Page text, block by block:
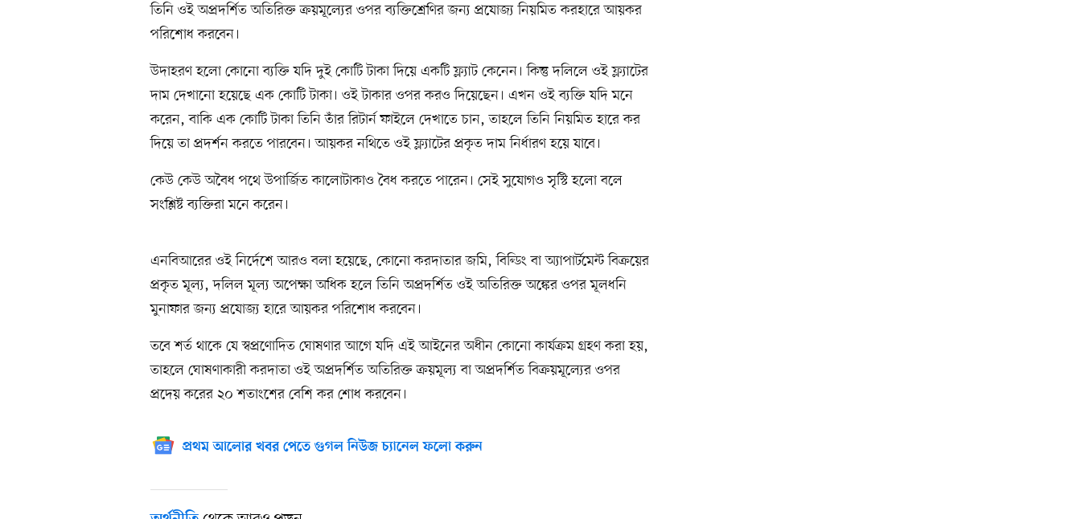
তিনি ওই অপ্রদর্শিত অতিরিক্ত ক্রয়মূল্যের ওপর ব্যক্তিশ্রেণির জন্য প্রযোজ্য নিয়মিত করহারে আয়কর
পরিশোধ করবেন।
উদাহরণ হলো কোনো ব্যক্তি যদি দুই কোটি টাকা দিয়ে একটি ফ্ল্যাট কেনেন। কিন্তু দলিলে ওই ফ্ল্যাটের
দাম দেখানো হয়েছে এক কোটি টাকা। ওই টাকার ওপর করও দিয়েছেন। এখন ওই ব্যক্তি যদি মনে
করেন, বাকি এক কোটি টাকা তিনি তাঁর রিটার্ন ফাইলে দেখাতে চান, তাহলে তিনি নিয়মিত হারে কর
দিয়ে তা প্রদর্শন করতে পারবেন। আয়কর নথিতে ওই ফ্ল্যাটের প্রকৃত দাম নির্ধারণ হয়ে যাবে।
কেউ কেউ অবৈধ পথে উপার্জিত কালোটাকাও বৈধ করতে পারেন। সেই সুযোগও সৃস্টি হলো বলে
সংশ্লিষ্ট ব্যক্তিরা মনে করেন।
এনবিআরের ওই নির্দেশে আরও বলা হয়েছে, কোনো করদাতার জমি, বিল্ডিং বা অ্যাপার্টমেন্ট বিক্রয়ের
প্রকৃত মূল্য, দলিল মূল্য অপেক্ষা অধিক হলে তিনি অপ্রদর্শিত ওই অতিরিক্ত অঙ্কের ওপর মূলধনি
মুনাফার জন্য প্রযোজ্য হারে আয়কর পরিশোধ করবেন।
তবে শর্ত থাকে যে স্বপ্রণোদিত ঘোষণার আগে যদি এই আইনের অধীন কোনো কার্যক্রম গ্রহণ করা হয়,
তাহলে ঘোষণাকারী করদাতা ওই অপ্রদর্শিত অতিরিক্ত ক্রয়মূল্য বা অপ্রদর্শিত বিক্রয়মূল্যের ওপর
প্রদেয় করের ২০ শতাংশের বেশি কর শোধ করবেন।
প্রথম আলোর খবর পেতে গুগল নিউজ চ্যানেল ফলো করুন